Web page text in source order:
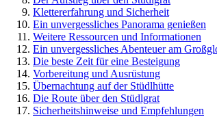
Klettererfahrung und Sicherheit
Ein unvergessliches Panorama genießen
Weitere Ressourcen und Informationen
Ein unvergessliches Abenteuer am
Die beste Zeit für eine Besteigung
Vorbereitung und Ausrüstung
Übernachtung auf der Stüdlhütte
Die Route über den Stüdlgrat
Sicherheitshinweise und Empfehlungen